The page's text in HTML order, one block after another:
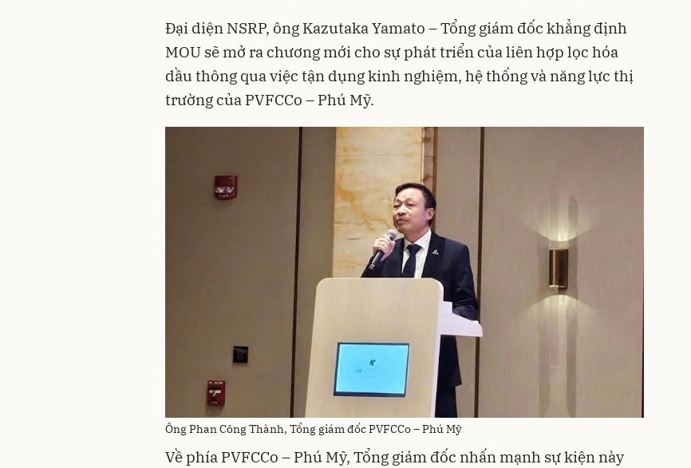
Đại diện NSRP, ông Kazutaka Yamato – Tổng giám đốc khẳng định
MOU sẽ mở ra chương mới cho sự phát triển của liên hợp lọc hóa
dầu thông qua việc tận dụng kinh nghiệm, hệ thống và năng lực thị
trường của PVFCCo – Phú Mỹ.
Ông Phan Công Thành, Tổng giám đốc PVFCCo – Phú Mỹ
Về phía PVFCCo – Phú Mỹ, Tổng giám đốc nhấn mạnh sự kiện này